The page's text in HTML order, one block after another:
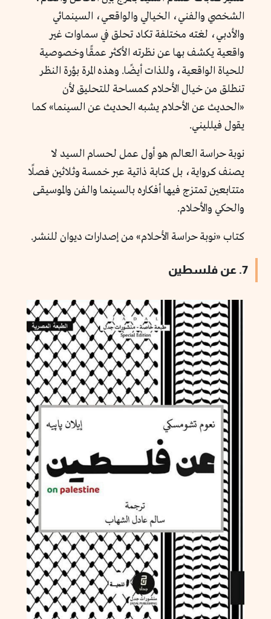
الشخصي والفني، الخيالي والواقعي، السينمائي
والأدبي، لغته مختلفة تكاد تحلق في سماوات غير
واقعية يكشف بها عن نظرته الأكثر عمقًا وخصوصية
للحياة الواقعية، وللذات أيضًا. وهذه المرة بؤرة النظر
تنطلق من خيال الأحلام كمساحة للتحليق لأن
«الحديث عن الأحلام يشبه الحديث عن السينما» كما
يقول فيلليني.
نوبة حراسة العالم هو أول عمل لحسام السيد لا
يصنف كرواية، بل كتابة ذاتية عبر خمسة وثلاثين فصلًا
متتابعين تمتزج فيها أفكاره بالسينما والفن والموسيقى
والحكي والأحلام.
كتاب «نوبة حراسة الأحلام» من إصدارات ديوان للنشر.
7. عن فلسطين